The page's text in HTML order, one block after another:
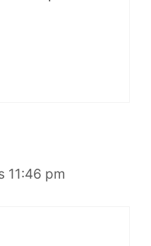
11:46 pm